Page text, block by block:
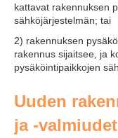
kattavat rakennuksen
sähköjärjestelmän; tai
2) rakennuksen
rakennus sijaitsee, ja
pysäköintipaikkojen
Uuden
ja -